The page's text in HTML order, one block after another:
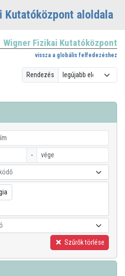
Kutatóközpont aloldala
Wigner Fizikai Kutatóközpont
vissza a globális felfedezéshez
Rendezés
-
Szűrők törlése